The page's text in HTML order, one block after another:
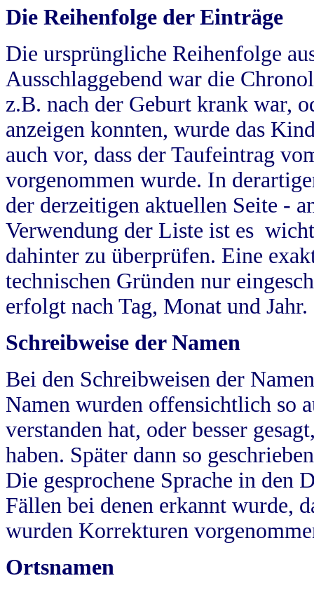
Die Reihenfolge der Einträge
Die ursprüngliche Reihenfolge
Ausschlaggebend war die
z.B. nach der Geburt krank war,
anzeigen konnten, wurde das
auch vor, dass der Taufeintrag
vorgenommen wurde. In
der derzeitigen aktuellen Seite -
Verwendung der Liste ist es
dahinter zu überprüfen. Eine
technischen Gründen nur
erfolgt nach Tag, Monat und Jahr.
Schreibweise der Namen
Bei den Schreibweisen der
Namen wurden offensichtlich so
verstanden hat, oder besser
haben. Später dann so
Die gesprochene Sprache in
Fällen bei denen erkannt wurde,
wurden Korrekturen
Ortsnamen